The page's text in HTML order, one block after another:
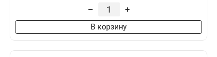
– +
В корзину